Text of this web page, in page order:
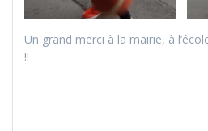
Un grand merci à la mairie, à
!!